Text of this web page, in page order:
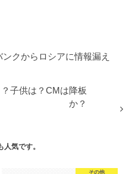
クからロシアに情報漏え
子供は？CMは降板
か？
人気です。
その他